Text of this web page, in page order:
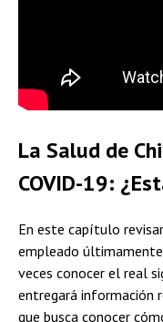
La Salud de
COVID-19:
En este capítulo
empleado
veces conocer el real
entregará información
que busca conocer